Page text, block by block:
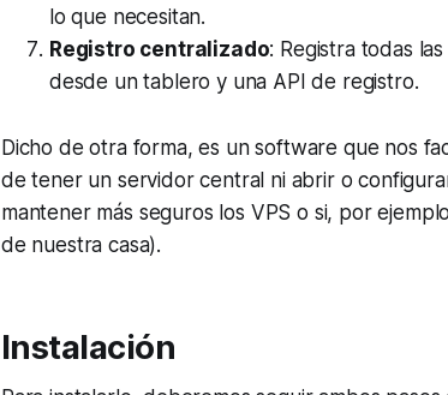
lo que necesitan.
Registro centralizado: Registra todas
desde un tablero y una API de registro.
Dicho de otra forma, es unsoftware que nos
de tener un servidor central ni abrir o
mantener más seguros los VPS o si, por
de nuestra casa).
Instalación